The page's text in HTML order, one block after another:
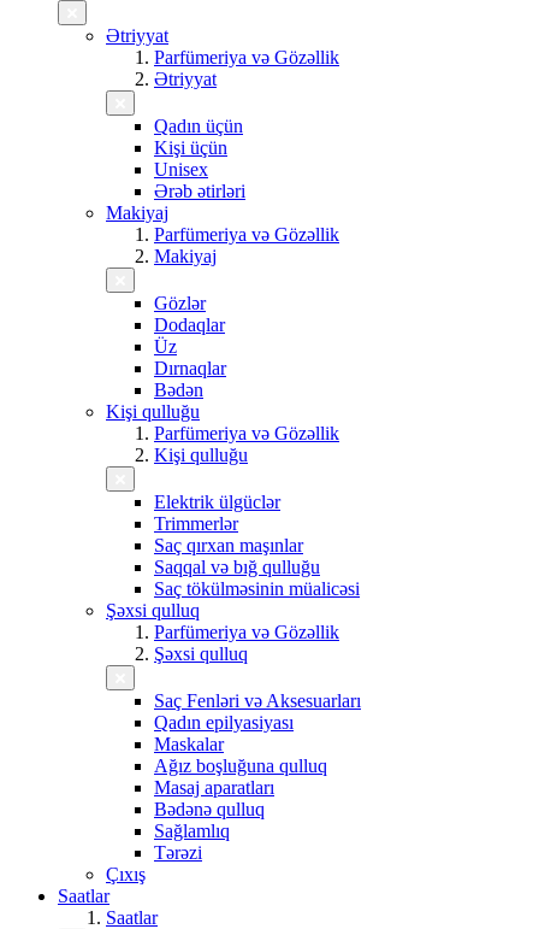
Ətriyyat
Parfümeriya və Gözəllik
Ətriyyat
Qadın üçün
Kişi üçün
Unisex
Ərəb ətirləri
Makiyaj
Parfümeriya və Gözəllik
Makiyaj
Gözlər
Dodaqlar
Üz
Dırnaqlar
Bədən
Kişi qulluğu
Parfümeriya və Gözəllik
Kişi qulluğu
Elektrik ülgüclər
Trimmerlər
Saç qırxan maşınlar
Saqqal və bığ qulluğu
Saç tökülməsinin müalicəsi
Şəxsi qulluq
Parfümeriya və Gözəllik
Şəxsi qulluq
Saç Fenləri və Aksesuarları
Qadın epilyasiyası
Maskalar
Ağız boşluğuna qulluq
Masaj aparatları
Bədənə qulluq
Sağlamlıq
Tərəzi
Çıxış
Saatlar
Saatlar